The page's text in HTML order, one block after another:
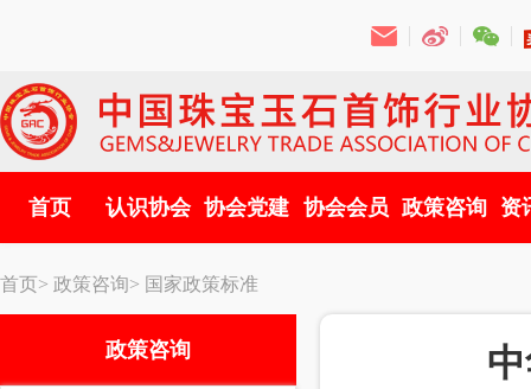
首页 认识协会 协会党建 协会会员 政策咨询 资
首页> 政策咨询> 国家政策标准
政策咨询